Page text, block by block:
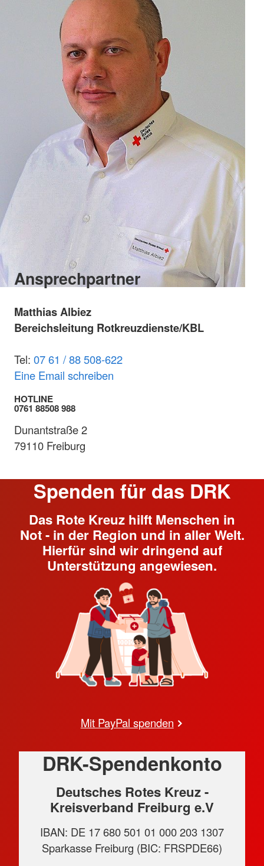
Ansprechpartner
Matthias Albiez
Bereichsleitung Rotkreuzdienste/KBL
Tel: 07 61 / 88 508-622
Eine Email schreiben​​​​​​​
HOTLINE
0761 88508 988
Dunantstraße 2
79110 Freiburg
Spenden für das DRK
Das Rote Kreuz hilft Menschen in
Not - in der Region und in aller Welt.
Hierfür sind wir dringend auf
Unterstützung angewiesen.
Mit PayPal spenden
DRK-Spendenkonto
Deutsches Rotes Kreuz -
Kreisverband Freiburg e.V
IBAN: DE 17 680 501 01 000 203 1307
Sparkasse Freiburg (BIC: FRSPDE66)